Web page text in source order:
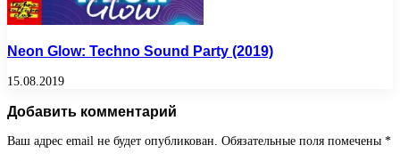
Neon Glow: Techno Sound Party (2019)
15.08.2019
Добавить комментарий
Ваш адрес email не будет опубликован. Обязательные поля помечены *